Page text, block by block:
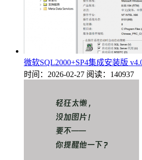
微软SQL2000+SP4集成安装版
时间：2026-02-27 阅读：140937